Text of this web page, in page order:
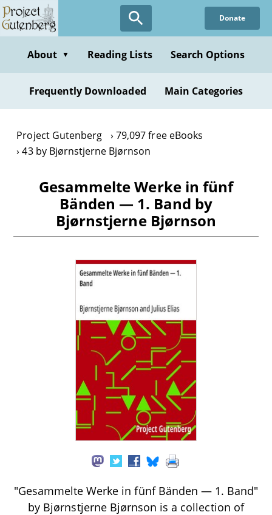
Skip
to
content
Donate
About ▼ Reading Lists Search Options
Frequently Downloaded Main Categories
Project Gutenberg
79,097 free eBooks
43 by Bjørnstjerne Bjørnson
Gesammelte Werke in fünf
Bänden — 1. Band by
Bjørnstjerne Bjørnson
"Gesammelte Werke in fünf Bänden — 1. Band"
by Bjørnstjerne Bjørnson is a collection of